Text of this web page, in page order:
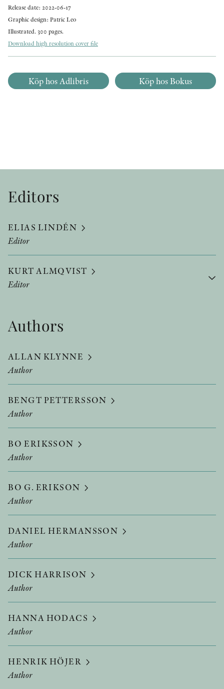
Release date: 2022-06-17
Graphic design: Patric Leo
Illustrated. 300 pages.
Download high resolution cover file
Köp hos Adlibris Köp hos Bokus
Editors
ELIAS LINDÉN
Editor
KURT ALMQVIST
Editor
Authors
ALLAN KLYNNE
Author
BENGT PETTERSSON
Author
BO ERIKSSON
Author
BO G. ERIKSON
Author
DANIEL HERMANSSON
Author
DICK HARRISON
Author
HANNA HODACS
Author
HENRIK HÖJER
Author